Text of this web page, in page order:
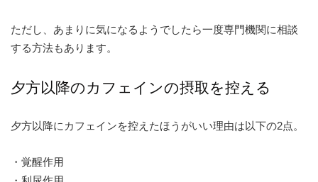
ただし、あまりに気になるようでしたら一度専門機関に相談
する方法もあります。
夕方以降のカフェインの摂取を控える
夕方以降にカフェインを控えたほうがいい理由は以下の2点。
・覚醒作用